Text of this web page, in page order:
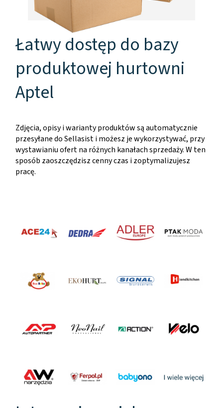
Łatwy dostęp do bazy
produktowej hurtowni
Aptel
Zdjęcia, opisy i warianty produktów są automatycznie
przesyłane do Sellasist i możesz je wykorzystywać, przy
wystawianiu ofert na różnych kanałach sprzedaży. W ten
sposób zaoszczędzisz cenny czas i zoptymalizujesz
pracę.